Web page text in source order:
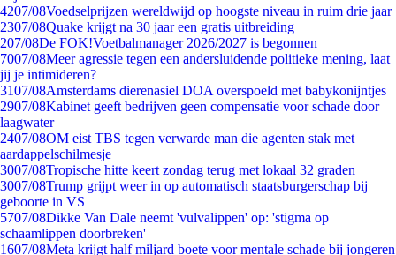
4207/08Voedselprijzen wereldwijd op hoogste niveau in ruim drie jaar
2307/08Quake krijgt na 30 jaar een gratis uitbreiding
207/08De FOK!Voetbalmanager 2026/2027 is begonnen
7007/08Meer agressie tegen een andersluidende politieke mening, laat
jij je intimideren?
3107/08Amsterdams dierenasiel DOA overspoeld met babykonijntjes
2907/08Kabinet geeft bedrijven geen compensatie voor schade door
laagwater
2407/08OM eist TBS tegen verwarde man die agenten stak met
aardappelschilmesje
3007/08Tropische hitte keert zondag terug met lokaal 32 graden
3007/08Trump grijpt weer in op automatisch staatsburgerschap bij
geboorte in VS
5707/08Dikke Van Dale neemt 'vulvalippen' op: 'stigma op
schaamlippen doorbreken'
1607/08Meta krijgt half miljard boete voor mentale schade bij jongeren